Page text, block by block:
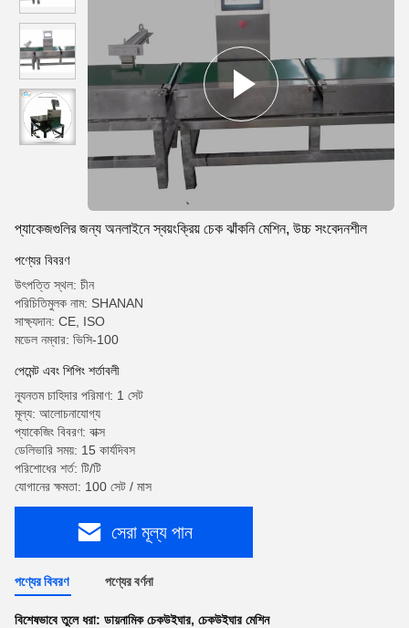
প্যাকেজগুলির জন্য অনলাইনে স্বয়ংক্রিয় চেক ঝাঁকনি মেশিন, উচ্চ সংবেদনশীল
পণ্যের বিবরণ
উৎপত্তি স্থল: চীন
পরিচিতিমুলক নাম: SHANAN
সাক্ষ্যদান: CE, ISO
মডেল নম্বার: ভিসি-100
পেমেন্ট এবং শিপিং শর্তাবলী
ন্যূনতম চাহিদার পরিমাণ: 1 সেট
মূল্য: আলোচনাযোগ্য
প্যাকেজিং বিবরণ: বাক্স
ডেলিভারি সময়: 15 কার্যদিবস
পরিশোধের শর্ত: টি/টি
যোগানের ক্ষমতা: 100 সেট / মাস
সেরা মূল্য পান
পণ্যের বিবরণ পণ্যের বর্ণনা
বিশেষভাবে তুলে ধরা: ডায়নামিক চেকউইঘার, চেকউইঘার মেশিন